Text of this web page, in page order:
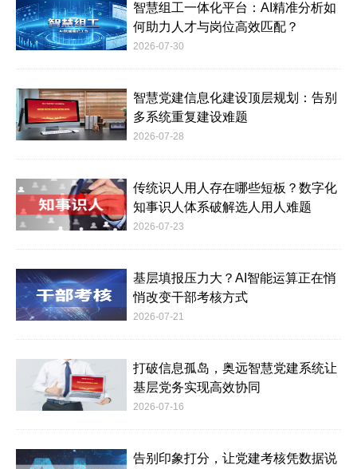
智慧组工一体化平台：AI精准分析如
何助力人才与岗位高效匹配？
2026-07-30
智慧党建信息化建设顶层规划：告别
多系统重复建设难题
2026-07-28
传统识人用人存在哪些短板？数字化
知事识人体系破解选人用人难题
2026-07-23
基层填报压力大？AI智能运算正在悄
悄改变干部考核方式
2026-07-21
打破信息孤岛，奥远智慧党建系统让
基层党务实现高效协同
2026-07-16
告别印象打分，让党建考核凭数据说